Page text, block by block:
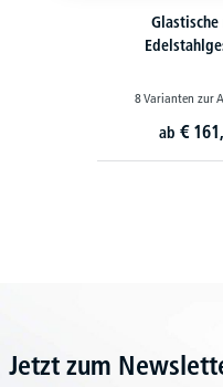
8 Varianten zur
ab € 161,
Jetzt zum